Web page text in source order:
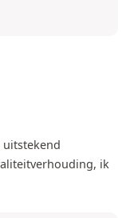
uitstekend
ik